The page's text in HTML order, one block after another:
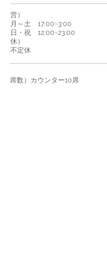
営）
月～土 17:00~3:00
日・祝 12:00~23:00
休）
​不定休
席数）カウンター10席